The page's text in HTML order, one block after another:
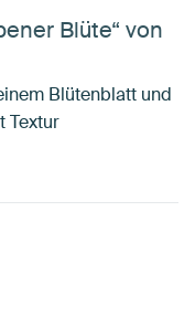
Blüte“ von
Blütenblatt und
Textur